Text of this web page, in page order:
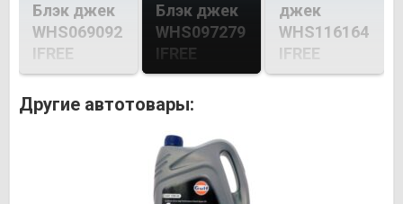
Блэк джек
WHS069092
IFREE
Блэк джек
WHS097279
IFREE
джек
WHS116164
IFREE
Другие автотовары: